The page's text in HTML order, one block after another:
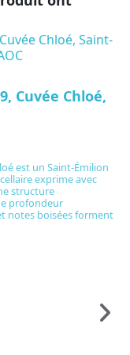
Cuvée Chloé,
est un Saint-Émilion
exprime avec
structure
profondeur
notes boisées forment